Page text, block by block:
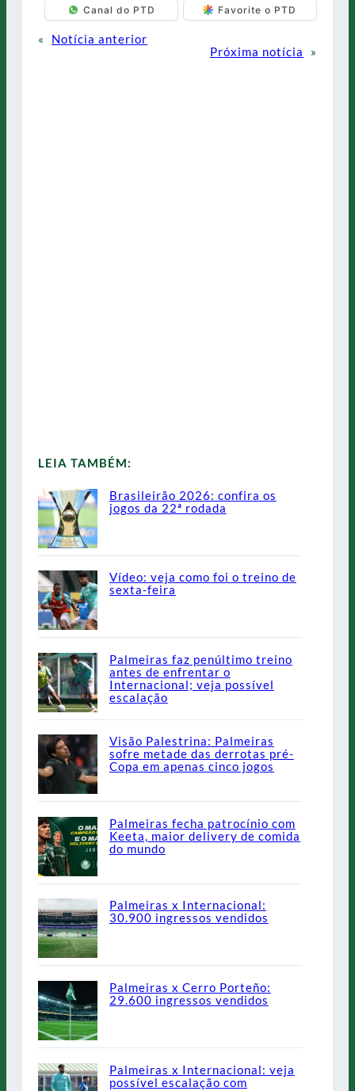
Canal do PTD Favorite o PTD
«
Notícia anterior
Próxima notícia
»
LEIA TAMBÉM:
Brasileirão 2026: confira os
jogos da 22ª rodada
Vídeo: veja como foi o treino de
sexta-feira
Palmeiras faz penúltimo treino
antes de enfrentar o
Internacional; veja possível
escalação
Visão Palestrina: Palmeiras
sofre metade das derrotas pré-
Copa em apenas cinco jogos
Palmeiras fecha patrocínio com
Keeta, maior delivery de comida
do mundo
Palmeiras x Internacional:
30.900 ingressos vendidos
Palmeiras x Cerro Porteño:
29.600 ingressos vendidos
Palmeiras x Internacional: veja
possível escalação com